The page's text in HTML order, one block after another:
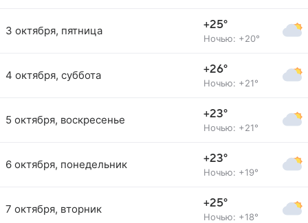
3 октября, пятница +25°
Ночью: +20°
4 октября, суббота +26°
Ночью: +21°
5 октября, воскресенье +23°
Ночью: +21°
6 октября, понедельник +23°
Ночью: +19°
7 октября, вторник +25°
Ночью: +18°